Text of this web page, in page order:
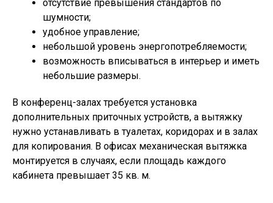
отсутствие превышения стандартов по
шумности;
удобное управление;
небольшой уровень энергопотребляемости;
возможность вписываться в интерьер и иметь
небольшие размеры.
В конференц-залах требуется установка
дополнительных приточных устройств, а вытяжку
нужно устанавливать в туалетах, коридорах и в залах
для копирования. В офисах механическая вытяжка
монтируется в случаях, если площадь каждого
кабинета превышает 35 кв. м.